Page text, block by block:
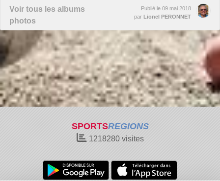
Voir tous les albums
photos
Publié le 09 mai 2018
par Lionel PERONNET
SPORTSREGIONS
1218280visites